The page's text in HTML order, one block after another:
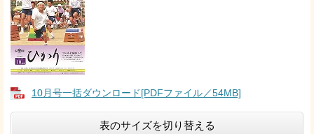
10月号一括ダウンロード[PDFファイル／54MB]
表のサイズを切り替える